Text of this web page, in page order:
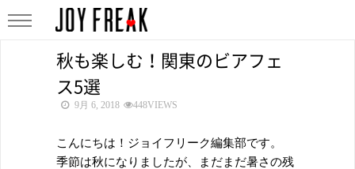
秋も楽しむ！関東のビアフェ
ス5選
9月 6, 2018 448VIEWS
こんにちは！ジョイフリーク編集部です。
季節は秋になりましたが、まだまだ暑さの残